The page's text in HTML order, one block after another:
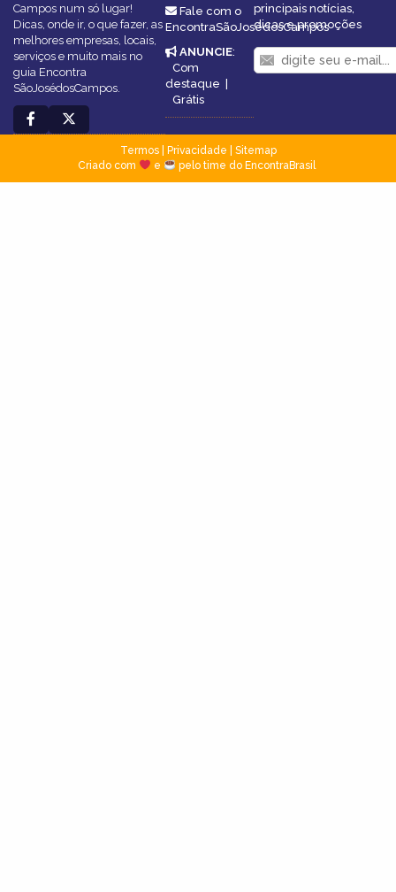
Campos num só lugar!
Dicas, onde ir, o que fazer, as
melhores empresas, locais,
serviços e muito mais no
guia Encontra
SãoJosédosCampos.
Fale com o
EncontraSãoJosédosCampos
ANUNCIE:
Com
destaque |
Grátis
principais notícias,
dicas e promoções
Termos| Privacidade
Sitemap
Criado com
e pelo time do EncontraBrasil